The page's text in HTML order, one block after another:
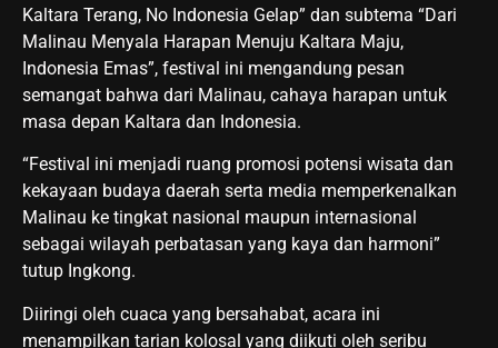
Kaltara Terang, No Indonesia Gelap” dan subtema “Dari
Malinau Menyala Harapan Menuju Kaltara Maju,
Indonesia Emas”, festival ini mengandung pesan
semangat bahwa dari Malinau, cahaya harapan untuk
masa depan Kaltara dan Indonesia.
“Festival ini menjadi ruang promosi potensi wisata dan
kekayaan budaya daerah serta media memperkenalkan
Malinau ke tingkat nasional maupun internasional
sebagai wilayah perbatasan yang kaya dan harmoni”
tutup Ingkong.
Diiringi oleh cuaca yang bersahabat, acara ini
menampilkan tarian kolosal yang diikuti oleh seribu